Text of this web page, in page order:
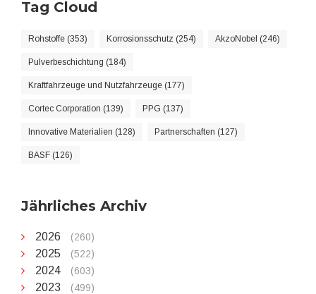
Tag Cloud
Rohstoffe (353) Korrosionsschutz (254) AkzoNobel (246)
Pulverbeschichtung (184)
Kraftfahrzeuge und Nutzfahrzeuge (177)
Cortec Corporation (139) PPG (137)
Innovative Materialien (128) Partnerschaften (127)
BASF (126)
Jährliches Archiv
2026 (260)
2025 (522)
2024 (603)
2023 (499)